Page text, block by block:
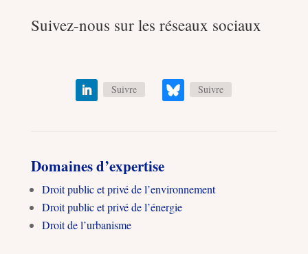
Suivez-nous sur les réseaux sociaux
Suivre Suivre
Domaines d’expertise
Droit public et privé de l’environnement
Droit public et privé de l’énergie
Droit de l’urbanisme